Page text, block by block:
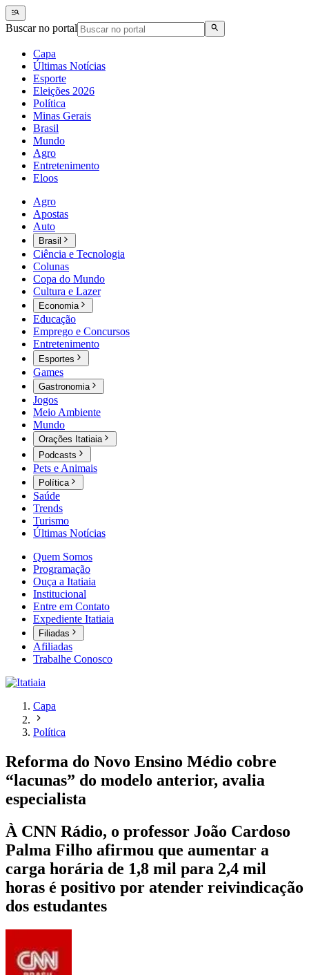
Buscar no portal
Capa
Últimas Notícias
Esporte
Eleições 2026
Política
Minas Gerais
Brasil
Mundo
Agro
Entretenimento
Eloos
Agro
Apostas
Auto
Brasil
Ciência e Tecnologia
Colunas
Copa do Mundo
Cultura e Lazer
Economia
Educação
Emprego e Concursos
Entretenimento
Esportes
Games
Gastronomia
Jogos
Meio Ambiente
Mundo
Orações Itatiaia
Podcasts
Pets e Animais
Política
Saúde
Trends
Turismo
Últimas Notícias
Quem Somos
Programação
Ouça a Itatiaia
Institucional
Entre em Contato
Expediente Itatiaia
Filiadas
Afiliadas
Trabalhe Conosco
Capa
Política
Reforma do Novo Ensino Médio cobre
“lacunas” do modelo anterior, avalia
especialista
À CNN Rádio, o professor João Cardoso
Palma Filho afirmou que aumentar a
carga horária de 1,8 mil para 2,4 mil
horas é positivo por atender reivindicação
dos estudantes